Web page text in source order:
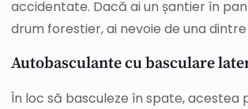
accidentate. Dacă ai un șantier în
drum forestier, ai nevoie de una
Autobasculante cu basculare
În loc să basculeze în spate, acestea